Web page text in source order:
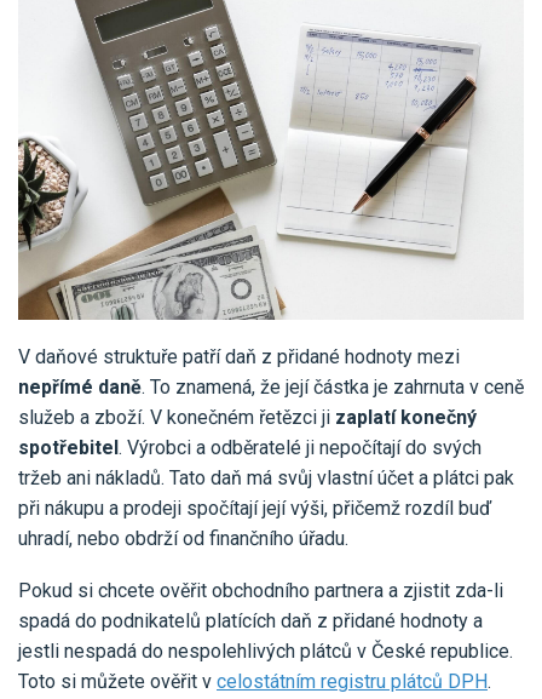
Ceník a sklady
One Stop Shop (OSS)
Všechny funkce
Ceník účetních služeb
Pro firmy
Pro živnostníky
Pro spolky Blog Kontakt
VYZKOUŠET ZDARMA PŘIHLÁSIT SE
V daňové struktuře patří daň z přidané hodnoty mezi
nepřímé daně. To znamená, že její částka je zahrnuta v ceně
služeb a zboží. V konečném řetězci ji zaplatí konečný
spotřebitel . Výrobci a odběratelé ji nepočítají do svých
tržeb ani nákladů. Tato daň má svůj vlastní účet a plátci pak
při nákupu a prodeji spočítají její výši, přičemž rozdíl buď
uhradí, nebo obdrží od finančního úřadu.
Pokud si chcete ověřit obchodního partnera a zjistit zda-li
spadá do podnikatelů platících daň z přidané hodnoty a
jestli nespadá do nespolehlivých plátců v České republice.
Toto si můžete ověřit v celostátním registru plátců DPH.